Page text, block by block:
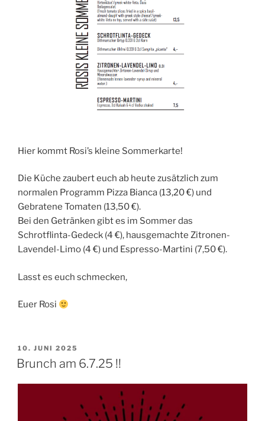
Hier kommt Rosi’s kleine Sommerkarte!
Die Küche zaubert euch ab heute zusätzlich zum
normalen Programm Pizza Bianca (13,20 €) und
Gebratene Tomaten (13,50 €).
Bei den Getränken gibt es im Sommer das
Schrotflinta-Gedeck (4 €), hausgemachte Zitronen-
Lavendel-Limo (4 €) und Espresso-Martini (7,50 €).
Lasst es euch schmecken,
Euer Rosi
VERÖFFENTLICHT
AM
10. JUNI 2025
Brunch am 6.7.25 !!